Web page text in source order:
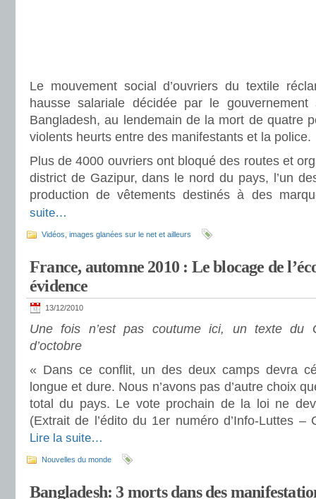
Le mouvement social d’ouvriers du textile
hausse salariale décidée par le
Bangladesh, au lendemain de la mort de quatre
violents heurts entre des manifestants et la police.
Plus de 4000 ouvriers ont bloqué des routes et
district de Gazipur, dans le nord du pays, l’un
production de vêtements destinés à des
suite…
Vidéos, images glanées sur le net et ailleurs
France, automne 2010 : Le blocage de
évidence
13/12/2010
Une fois n’est pas coutume ici, un texte du
d’octobre
« Dans ce conflit, un des deux camps devra
longue et dure. Nous n’avons pas d’autre choix
total du pays. Le vote prochain de la loi ne
(Extrait de l’édito du 1er numéro d’Info-Luttes –
Lire la suite…
Nouvelles du monde
Bangladesh: 3 morts dans des